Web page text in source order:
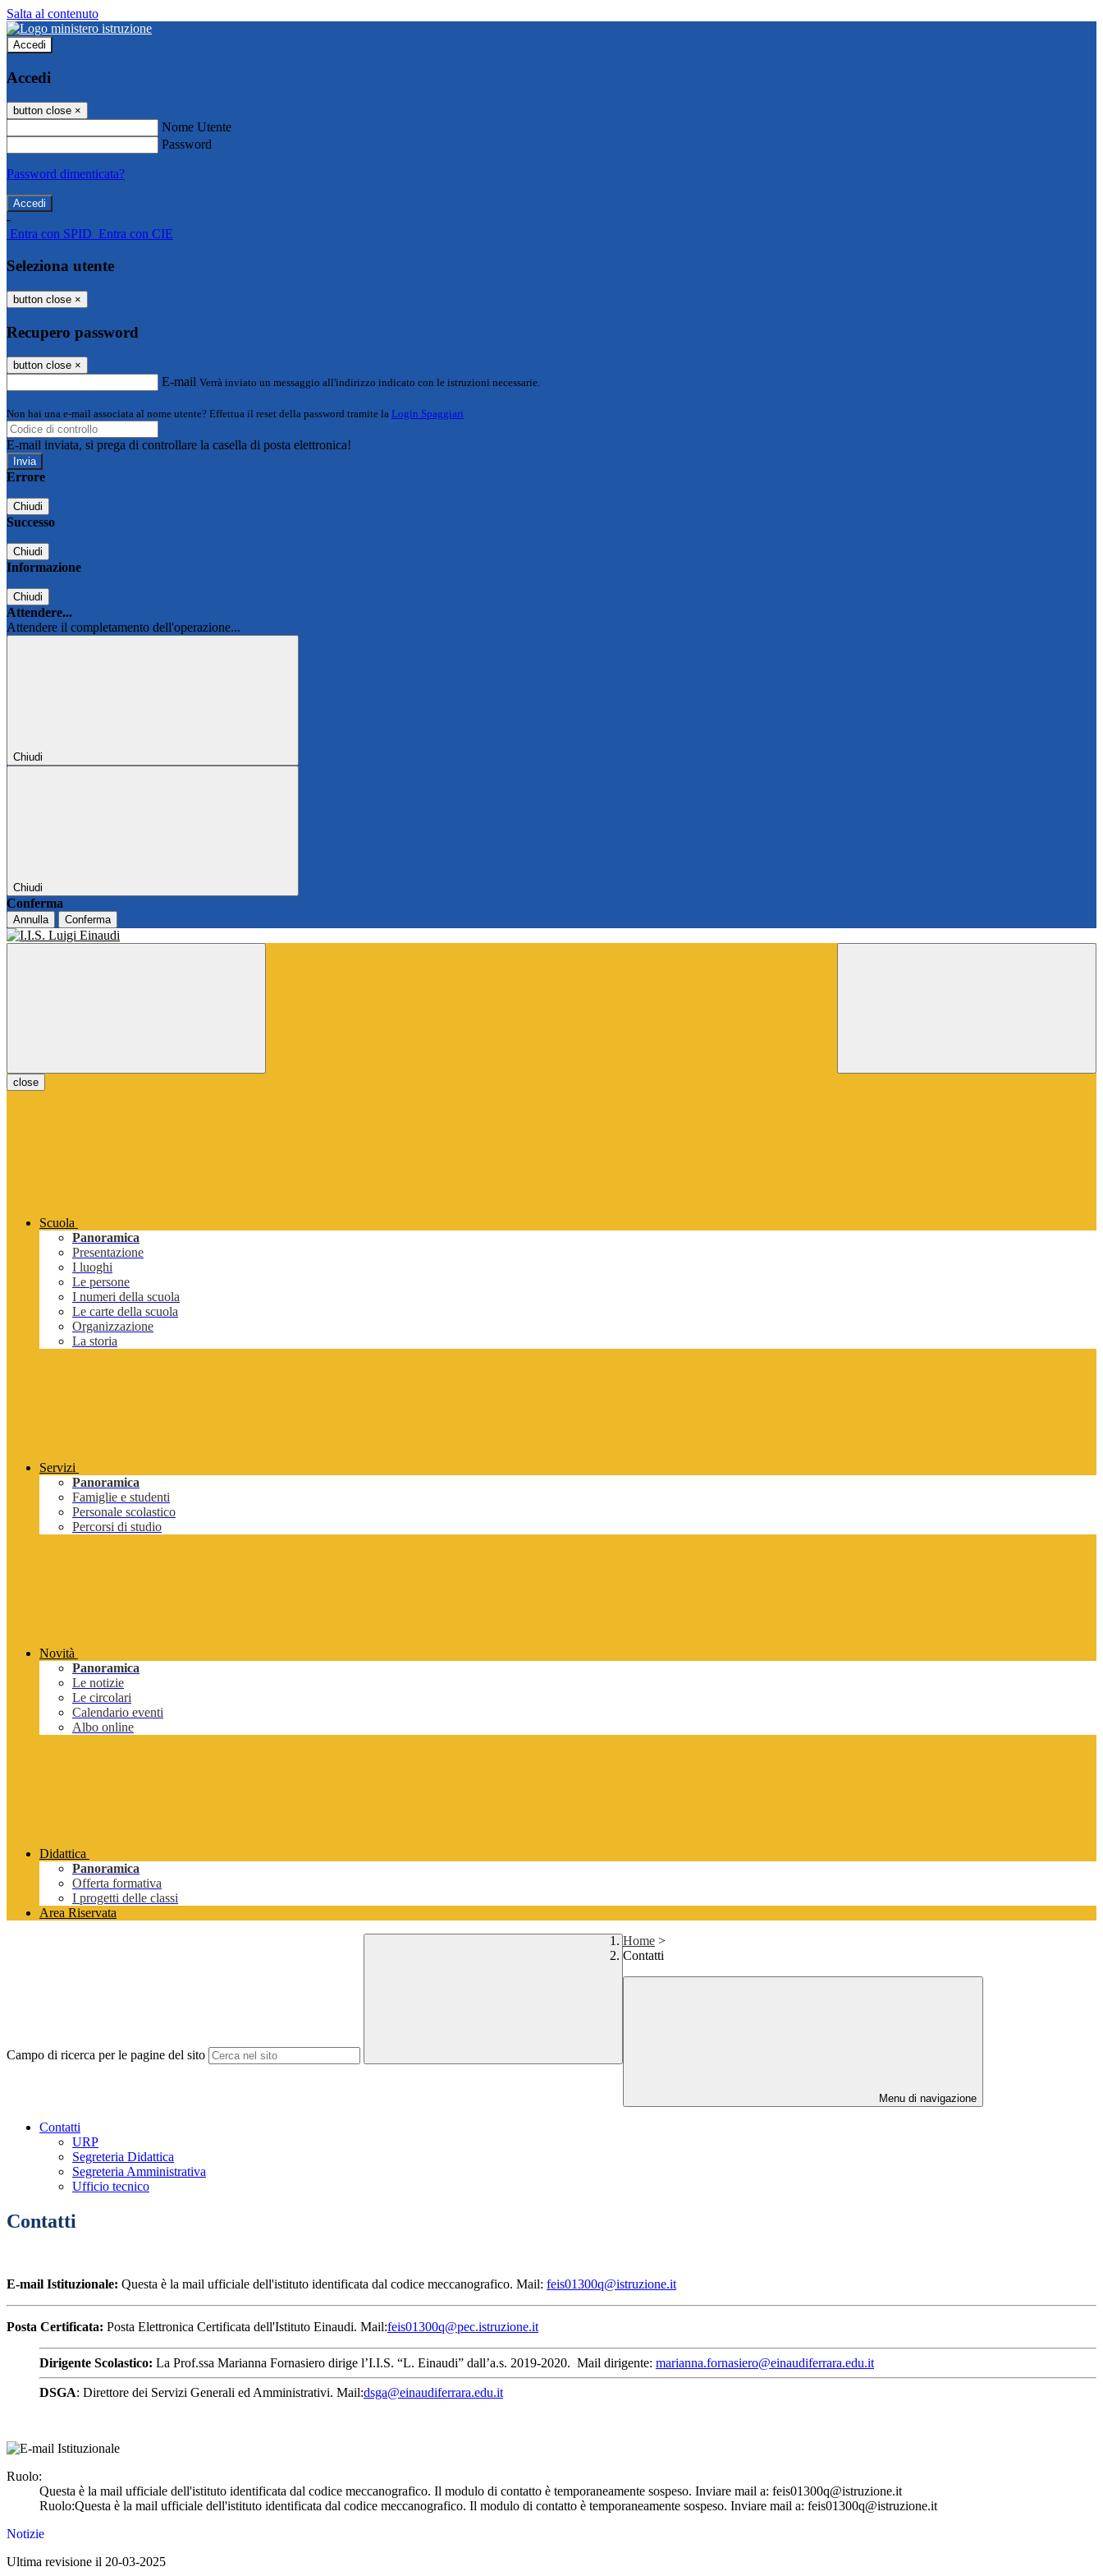
Salta al contenuto
Accedi
Accedi
button close ×
Nome Utente
Password
Password dimenticata?
-
Entra con SPID Entra con CIE
Seleziona utente
button close ×
Recupero password
button close ×
E-mail Verrà inviato un messaggio all'indirizzo indicato con le istruzioni necessarie.
Non hai una e-mail associata al nome utente? Effettua il reset della password tramite la Login Spaggiari
E-mail inviata, si prega di controllare la casella di posta elettronica!
Errore
Chiudi
Successo
Chiudi
Informazione
Chiudi
Attendere...
Attendere il completamento dell'operazione...
Chiudi
Chiudi
Conferma
Annulla Conferma
close
Scuola
Panoramica
Presentazione
I luoghi
Le persone
I numeri della scuola
Le carte della scuola
Organizzazione
La storia
Servizi
Panoramica
Famiglie e studenti
Personale scolastico
Percorsi di studio
Novità
Panoramica
Le notizie
Le circolari
Calendario eventi
Albo online
Didattica
Panoramica
Offerta formativa
I progetti delle classi
Area Riservata
Campo di ricerca per le pagine del sito
Home >
Contatti
Menu di navigazione
Contatti
URP
Segreteria Didattica
Segreteria Amministrativa
Ufficio tecnico
Contatti
E-mail Istituzionale: Questa è la mail ufficiale dell'istituto identificata dal codice meccanografico. Mail: feis01300q@istruzione.it
Posta Certificata: Posta Elettronica Certificata dell'Istituto Einaudi. Mail:feis01300q@pec.istruzione.it
Dirigente Scolastico: La Prof.ssa Marianna Fornasiero dirige l’I.I.S. “L. Einaudi” dall’a.s. 2019-2020. Mail dirigente: marianna.fornasiero@einaudiferrara.edu.it
DSGA: Direttore dei Servizi Generali ed Amministrativi. Mail:dsga@einaudiferrara.edu.it
Ruolo:
Questa è la mail ufficiale dell'istituto identificata dal codice meccanografico. Il modulo di contatto è temporaneamente sospeso. Inviare mail a: feis01300q@istruzione.it
Ruolo:Questa è la mail ufficiale dell'istituto identificata dal codice meccanografico. Il modulo di contatto è temporaneamente sospeso. Inviare mail a: feis01300q@istruzione.it
Notizie
Ultima revisione il 20-03-2025